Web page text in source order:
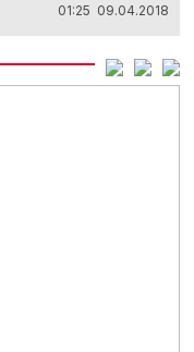
01:25 09.04.2018